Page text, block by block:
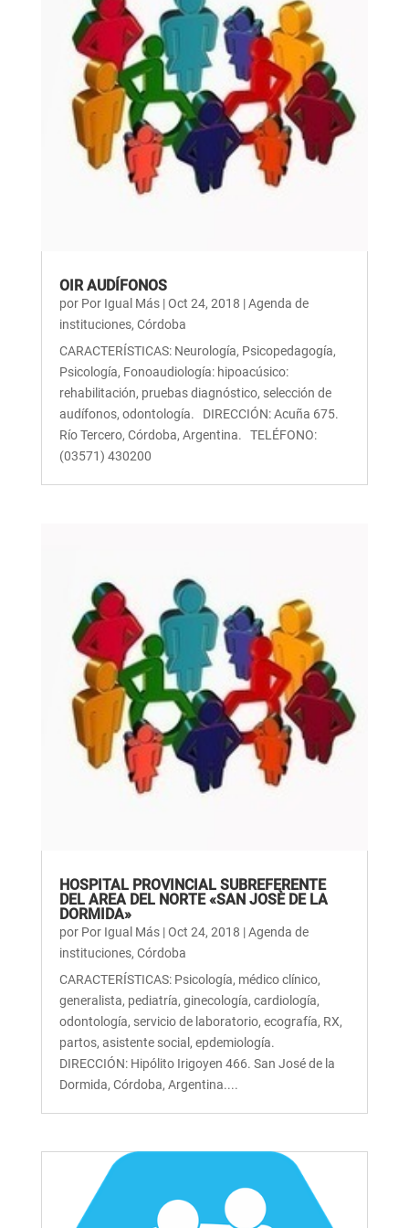
OIR AUDÍFONOS
por Por Igual Más|Oct 24, 2018 |Agenda de
instituciones, Córdoba
CARACTERÍSTICAS: Neurología, Psicopedagogía,
Psicología, Fonoaudiología: hipoacúsico:
rehabilitación, pruebas diagnóstico, selección de
audífonos, odontología. DIRECCIÓN: Acuña 675.
Río Tercero, Córdoba, Argentina. TELÉFONO:
(03571) 430200
HOSPITAL PROVINCIAL SUBREFERENTE
DEL AREA DEL NORTE «SAN JOSÈ DE LA
DORMIDA»
por Por Igual Más|Oct 24, 2018 |Agenda de
instituciones, Córdoba
CARACTERÍSTICAS: Psicología, médico clínico,
generalista, pediatría, ginecología, cardiología,
odontología, servicio de laboratorio, ecografía, RX,
partos, asistente social, epdemiología.
DIRECCIÓN: Hipólito Irigoyen 466. San José de la
Dormida, Córdoba, Argentina....